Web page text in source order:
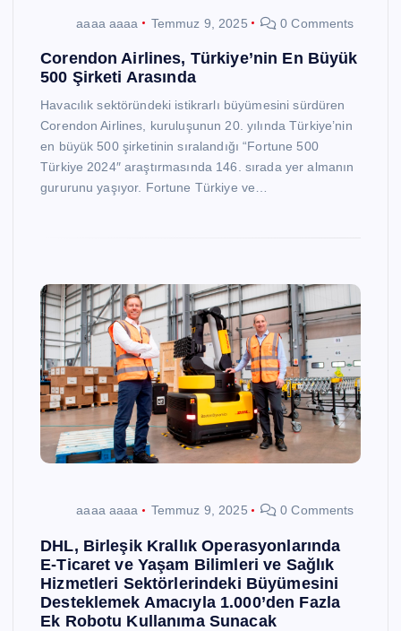
aaaa aaaa Temmuz 9, 2025 0 Comments
Corendon Airlines, Türkiye’nin En Büyük
500 Şirketi Arasında
Havacılık sektöründeki istikrarlı büyümesini sürdüren
Corendon Airlines, kuruluşunun 20. yılında Türkiye’nin
en büyük 500 şirketinin sıralandığı “Fortune 500
Türkiye 2024″ araştırmasında 146. sırada yer almanın
gururunu yaşıyor. Fortune Türkiye ve…
aaaa aaaa Temmuz 9, 2025 0 Comments
DHL, Birleşik Krallık Operasyonlarında
E-Ticaret ve Yaşam Bilimleri ve Sağlık
Hizmetleri Sektörlerindeki Büyümesini
Desteklemek Amacıyla 1.000’den Fazla
Ek Robotu Kullanıma Sunacak